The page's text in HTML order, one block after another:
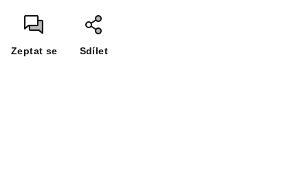
Zeptat se Sdílet